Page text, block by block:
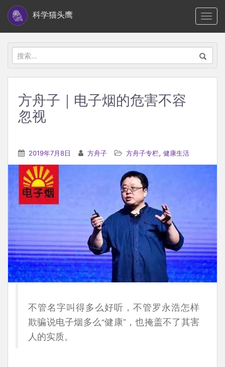
i
科学猫头鹰
搜
索：
方舟子｜电子烟的危害不容
忽视
2019年7月8日 方舟子 方舟子专栏, 健康生活
不管名字叫得多么好听，不管罗永浩怎样
欺骗说电子烟多么“健康”，也掩盖不了其害
人的实质。